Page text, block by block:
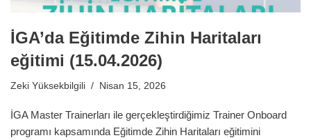
İGA’da Eğitimde Zihin Haritaları
eğitimi (15.04.2026)
Zeki Yüksekbilgili Nisan 15, 2026
İGA Master Trainerları ile gerçekleştirdiğimiz Trainer Onboard
programı kapsamında Eğitimde Zihin Haritaları eğitimini